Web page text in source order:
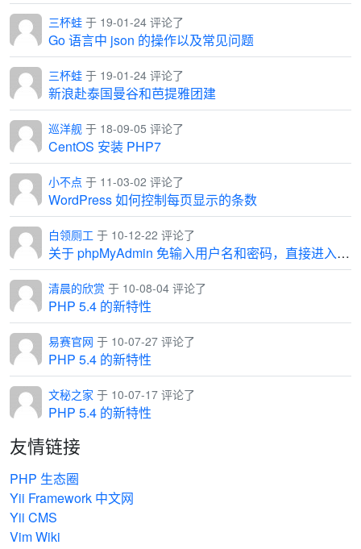
三杯蛙 于 19-01-24 评论了
Go 语言中 json 的操作以及常见问题
三杯蛙 于 19-01-24 评论了
新浪赴泰国曼谷和芭提雅团建
巡洋舰 于 18-09-05 评论了
CentOS 安装 PHP7
小不点 于 11-03-02 评论了
WordPress 如何控制每页显示的条数
白领厕工 于 10-12-22 评论了
关于 phpMyAdmin 免输入用户名和密码，直接进入管理界面
清晨的欣赏 于 10-08-04 评论了
PHP 5.4 的新特性
易赛官网 于 10-07-27 评论了
PHP 5.4 的新特性
文秘之家 于 10-07-17 评论了
PHP 5.4 的新特性
友情链接
PHP 生态圈
Yii Framework 中文网
Yii CMS
Vim Wiki